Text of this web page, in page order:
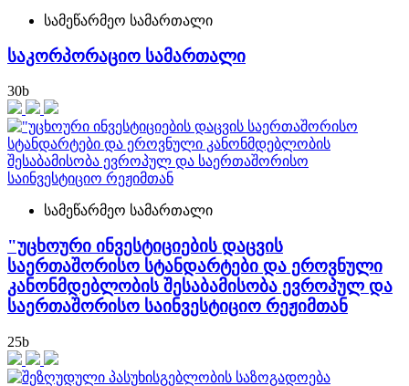
სამეწარმეო სამართალი
საკორპორაციო სამართალი
30b
სამეწარმეო სამართალი
"უცხოური ინვესტიციების დაცვის
საერთაშორისო სტანდარტები და ეროვნული
კანონმდებლობის შესაბამისობა ევროპულ და
საერთაშორისო საინვესტიციო რეჟიმთან
25b